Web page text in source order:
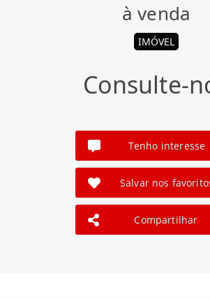
à venda
IMÓVEL
Consulte-
Tenho interesse
Salvar nos
Compartilhar